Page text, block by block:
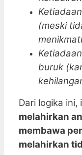
(meski
buruk
Dari logika ini,
melahirkan
membawa
melahirkan